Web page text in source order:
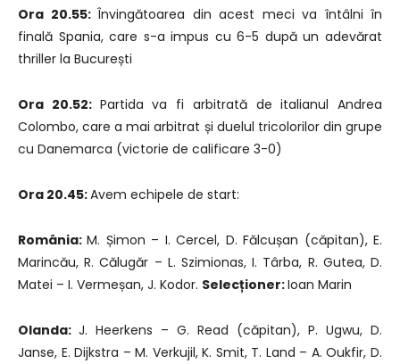
Ora 20.55: Învingătoarea din acest meci va întâlni în
finală Spania, care s-a impus cu 6-5 după un adevărat
thriller la București
Ora 20.52: Partida va fi arbitrată de italianul Andrea
Colombo, care a mai arbitrat și duelul tricolorilor din grupe
cu Danemarca (victorie de calificare 3-0)
Ora 20.45:Avem echipele de start:
România:M. Șimon – I. Cercel, D. Fălcușan (căpitan), E.
Marincău, R. Călugăr – L. Szimionas, I. Târba, R. Gutea, D.
Matei – I. Vermeșan, J. Kodor. Selecționer:Ioan Marin
Olanda: J. Heerkens – G. Read (căpitan), P. Ugwu, D.
Janse, E. Dijkstra – M. Verkujil, K. Smit, T. Land – A. Oukfir, D.